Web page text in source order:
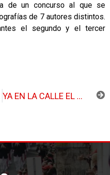
de un concurso al que se
de 7 autores distintos.
el segundo y el tercer
YA EN LA CALLE EL NÚMERO 14 DE LA GACETA DE OLABERRIA